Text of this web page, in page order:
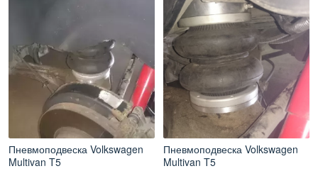
Пневмоподвеска Volkswagen
Multivan T5
Пневмоподвеска Volkswagen
Multivan T5